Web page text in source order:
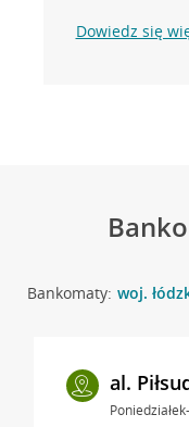
Dowiedz się
Bankomaty: woj.
al.